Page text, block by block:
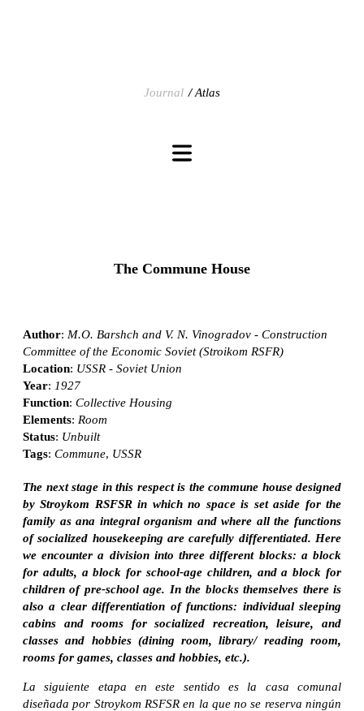
Journal Atlas
The Commune House
Author: M.O. Barshch and V. N. Vinogradov - Construction
Committee of the Economic Soviet (Stroikom RSFR)
Location: USSR - Soviet Union
Year: 1927
Function: Collective Housing
Elements: Room
Status: Unbuilt
Tags: Commune, USSR
The next stage in this respect is the commune house designed
by Stroykom RSFSR in which no space is set aside for the
family as ana integral organism and where all the functions
of socialized housekeeping are carefully differentiated. Here
we encounter a division into three different blocks: a block
for adults, a block for school-age children, and a block for
children of pre-school age. In the blocks themselves there is
also a clear differentiation of functions: individual sleeping
cabins and rooms for socialized recreation, leisure, and
classes and hobbies (dining room, library/ reading room,
rooms for games, classes and hobbies, etc.).
La siguiente etapa en este sentido es la casa comunal
diseñada por Stroykom RSFSR en la que no se reserva ningún